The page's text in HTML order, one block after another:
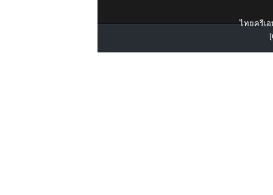
ไทยครีเอ
[